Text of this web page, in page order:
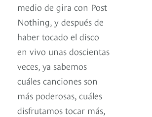
medio de gira con Post
Nothing, y después de
haber tocado el disco
en vivo unas doscientas
veces, ya sabemos
cuáles canciones son
más poderosas, cuáles
disfrutamos tocar más,